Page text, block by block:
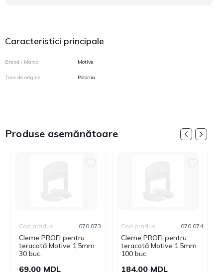
Caracteristici principale
Brand / Marca Motive
Țara de origine Polonia
Produse asemănătoare
Cleme PROFI pentru
teracotă Motive 1,5mm
30 buc.
Cod produs: 070 073
69.00 MDL
Cleme PROFI pentru
teracotă Motive 1,5mm
100 buc.
Cod produs: 070 074
184.00 MDL